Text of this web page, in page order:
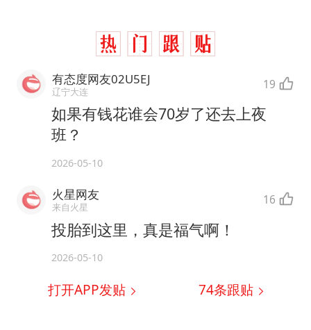
有态度网友02U5EJ
辽宁大连 19
如果有钱花谁会70岁了还去上夜
班？
2026-05-10
火星网友
来自火星 16
投胎到这里，真是福气啊！
2026-05-10
打开APP发贴 74条跟贴